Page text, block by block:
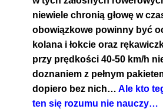
niewiele chronią głowę w
obowiązkowe powinny być
kolana i łokcie oraz
przy prędkości 40-50 km/h
doznaniem z pełnym
dopiero bez nich… Ale kto
ten się rozumu nie nauczy…